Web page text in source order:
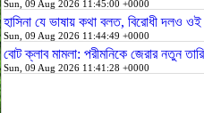
Sun, 09 Aug 2026 11:45:00 +0000
হাসিনা যে ভাষায় কথা বলত, বিরোধী দলও
Sun, 09 Aug 2026 11:44:49 +0000
বোট ক্লাব মামলা: পরীমনিকে জেরার নতুন
Sun, 09 Aug 2026 11:41:28 +0000